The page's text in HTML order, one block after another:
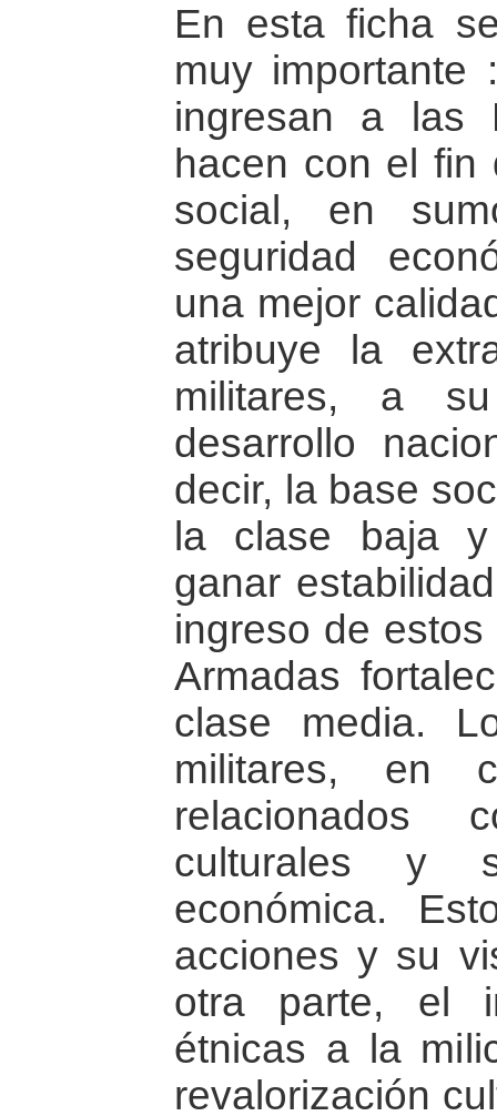
En esta ficha
muy importante
ingresan a las
hacen con el fin
social, en
seguridad
una mejor
atribuye la
militares, a
desarrollo
decir, la base
la clase baja
ganar
ingreso de
Armadas
clase media.
militares, en
relacionados
culturales y
económica.
acciones y su
otra parte, el
étnicas a la
revalorización